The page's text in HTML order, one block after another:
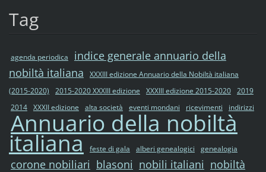
Tag
agenda periodica
indice generale annuario della
nobiltà italiana
XXXIII edizione Annuario della Nobiltà italiana
(2015-2020)
2015-2020 XXXIII edizione XXXIII edizione 2015-2020 2019
2014 XXXII edizione alta società eventi mondani ricevimenti indirizzi
Annuario della nobiltà
italiana feste di gala alberi genealogici genealogia
corone nobiliari blasoni nobili italiani nobiltà